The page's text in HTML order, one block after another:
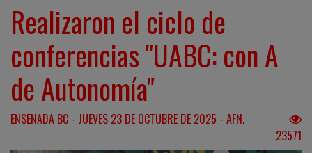
Realizaron el ciclo de
conferencias "UABC: con A
de Autonomía"
ENSENADA BC - JUEVES 23 DE OCTUBRE DE 2025 - AFN.
23571